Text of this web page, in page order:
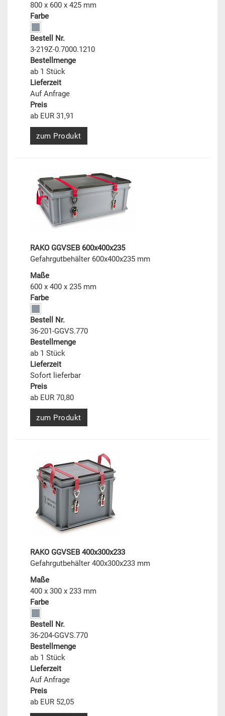
800 x 600 x 425 mm
Farbe
Bestell Nr.
3-219Z-0.7000.1210
Bestellmenge
ab 1 Stück
Lieferzeit
Auf Anfrage
Preis
ab EUR 31,91
zum Produkt
RAKO GGVSEB 600x400x235
Gefahrgutbehälter 600x400x235 mm
Maße
600 x 400 x 235 mm
Farbe
Bestell Nr.
36-201-GGVS.770
Bestellmenge
ab 1 Stück
Lieferzeit
Sofort lieferbar
Preis
ab EUR 70,80
zum Produkt
RAKO GGVSEB 400x300x233
Gefahrgutbehälter 400x300x233 mm
Maße
400 x 300 x 233 mm
Farbe
Bestell Nr.
36-204-GGVS.770
Bestellmenge
ab 1 Stück
Lieferzeit
Auf Anfrage
Preis
ab EUR 52,05